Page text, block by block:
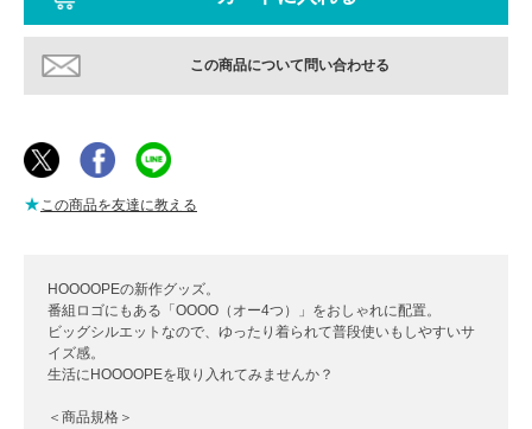
この商品について問い合わせる
★この商品を友達に教える
HOOOOPEの新作グッズ。
番組ロゴにもある「OOOO（オー4つ）」をおしゃれに配置。
ビッグシルエットなので、ゆったり着られて普段使いもしやすいサ
イズ感。
生活にHOOOOPEを取り入れてみませんか？
＜商品規格＞